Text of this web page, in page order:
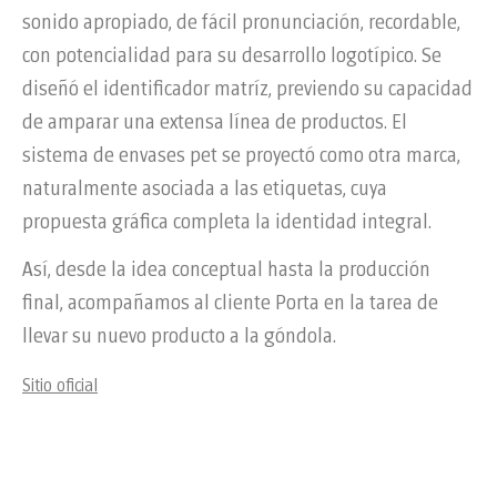
sonido apropiado, de fácil pronunciación, recordable,
con potencialidad para su desarrollo logotípico. Se
diseñó el identificador matríz, previendo su capacidad
de amparar una extensa línea de productos. El
sistema de envases pet se proyectó como otra marca,
naturalmente asociada a las etiquetas, cuya
propuesta gráfica completa la identidad integral.
Así, desde la idea conceptual hasta la producción
final, acompañamos al cliente Porta en la tarea de
llevar su nuevo producto a la góndola.
Sitio oficial